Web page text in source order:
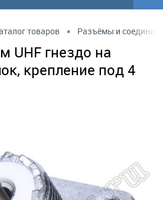
товаров • Разъёмы и
UHF гнездо на
крепление под 4